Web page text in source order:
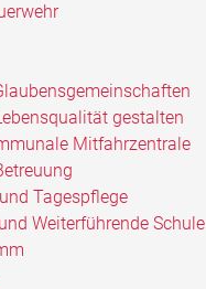
gestalten
Mitfahrzentrale
Tagespflege
Weiterführende Schule